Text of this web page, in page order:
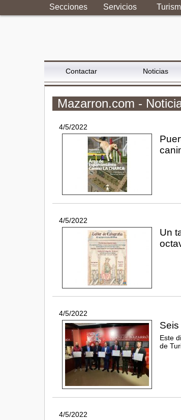
Secciones Servicios
Contactar Noticias
Mazarron.com -
4/5/2022
4/5/2022
Un
4/5/2022
Este
de
4/5/2022